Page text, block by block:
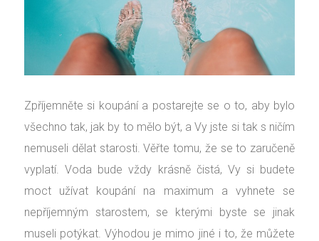
Zpříjemněte si koupání a postarejte se o to, aby bylo
všechno tak, jak by to mělo být, a Vy jste si tak s ničím
nemuseli dělat starosti. Věřte tomu, že se to zaručeně
vyplatí. Voda bude vždy krásně čistá, Vy si budete
moct užívat koupání na maximum a vyhnete se
nepříjemným starostem, se kterými byste se jinak
museli potýkat. Výhodou je mimo jiné i to, že můžete